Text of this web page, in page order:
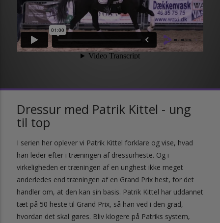
Dressur med Patrik Kittel - ung
til top
I serien her oplever vi Patrik Kittel forklare og vise, hvad
han leder efter i træningen af dressurheste. Og i
virkeligheden er træningen af en unghest ikke meget
anderledes end træningen af en Grand Prix hest, for det
handler om, at den kan sin basis. Patrik Kittel har uddannet
tæt på 50 heste til Grand Prix, så han ved i den grad,
hvordan det skal gøres. Bliv klogere på Patriks system,